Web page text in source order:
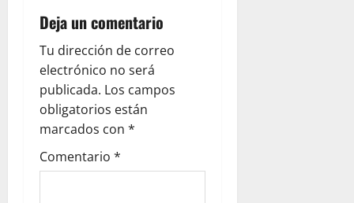
a
v
i
g
a
t
Deja un comentario
Tu dirección de correo
electrónico no será
publicada. Los campos
obligatorios están
marcados con *
Comentario *